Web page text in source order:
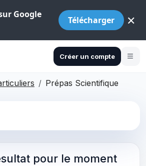
Google
Télécharger ×
Créer un compte
Prépas Scientifique
pour le moment